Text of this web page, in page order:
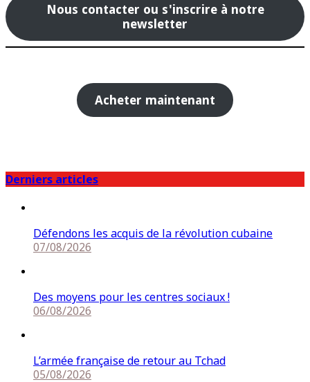
publications
Nous contacter ou s'inscrire à notre
newsletter
Acheter maintenant
Derniers articles
Défendons les acquis de la révolution cubaine
07/08/2026
Des moyens pour les centres sociaux !
06/08/2026
L’armée française de retour au Tchad
05/08/2026